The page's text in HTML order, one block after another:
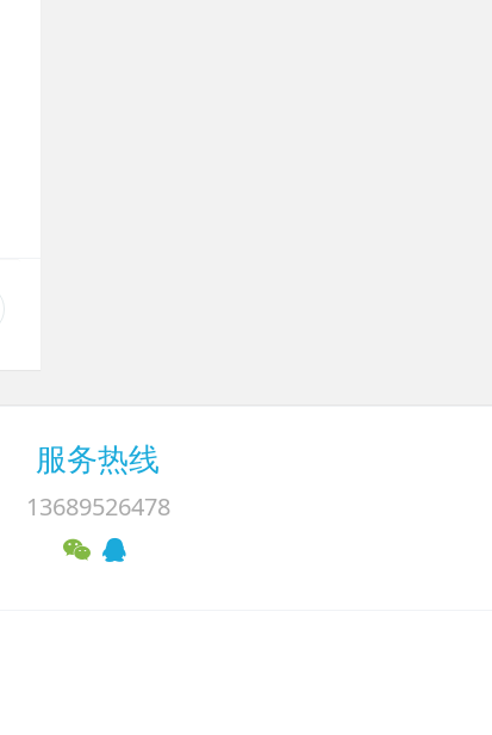
服务热线
13689526478